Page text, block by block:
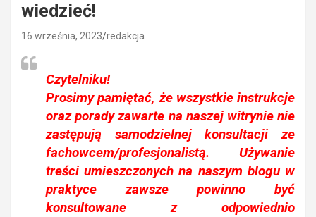
wiedzieć!
16 września, 2023 redakcja
Czytelniku!
Prosimy pamiętać, że wszystkie instrukcje
oraz porady zawarte na naszej witrynie nie
zastępują samodzielnej konsultacji ze
fachowcem/profesjonalistą. Używanie
treści umieszczonych na naszym blogu w
praktyce zawsze powinno być
konsultowane z odpowiednio